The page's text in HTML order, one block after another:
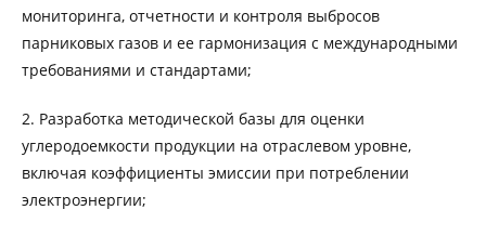
мониторинга, отчетности и контроля выбросов
парниковых газов и ее гармонизация с международными
требованиями и стандартами;
2. Разработка методической базы для оценки
углеродоемкости продукции на отраслевом уровне,
включая коэффициенты эмиссии при потреблении
электроэнергии;